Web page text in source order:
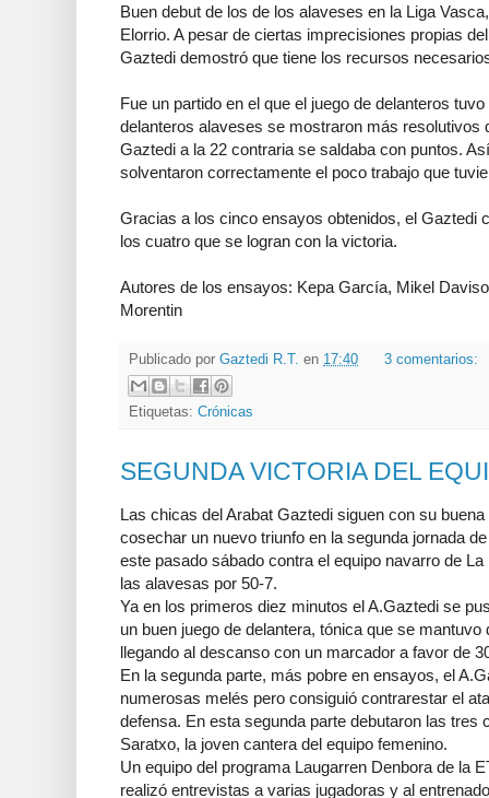
Buen debut de los de los alaveses en la Liga
Elorrio. A pesar de ciertas imprecisiones propias
Gaztedi demostró que tiene los recursos
Fue un partido en el que el juego de delanteros
delanteros alaveses se mostraron más resolutivos
Gaztedi a la 22 contraria se saldaba con puntos.
solventaron correctamente el poco trabajo que
Gracias a los cinco ensayos obtenidos, el Gaztedi
los cuatro que se logran con la victoria.
Autores de los ensayos: Kepa García, Mikel
Morentin
Publicado por Gaztedi R.T. en 17:40 3 comentarios:
Etiquetas: Crónicas
SEGUNDA VICTORIA DEL
Las chicas del Arabat Gaztedi siguen con su
cosechar un nuevo triunfo en la segunda jornada
este pasado sábado contra el equipo navarro de
las alavesas por 50-7.
Ya en los primeros diez minutos el A.Gaztedi se
un buen juego de delantera, tónica que se
llegando al descanso con un marcador a favor de
En la segunda parte, más pobre en ensayos, el
numerosas melés pero consiguió contrarestar el
defensa. En esta segunda parte debutaron las tres
Saratxo, la joven cantera del equipo femenino.
Un equipo del programa Laugarren Denbora de la
realizó entrevistas a varias jugadoras y al